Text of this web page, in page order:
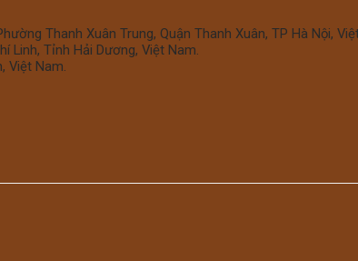
Thanh Xuân Trung, Quận Thanh Xuân, TP Hà Nội,
Linh, Tỉnh Hải Dương, Việt Nam.
Việt Nam.